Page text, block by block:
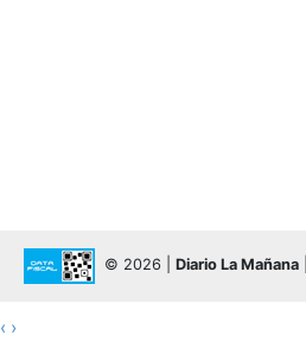
© 2026 | Diario La Mañana
‹ ›